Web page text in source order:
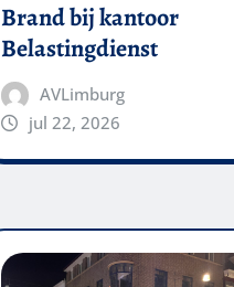
Brand bij kantoor
Belastingdienst
AVLimburg
jul 22, 2026